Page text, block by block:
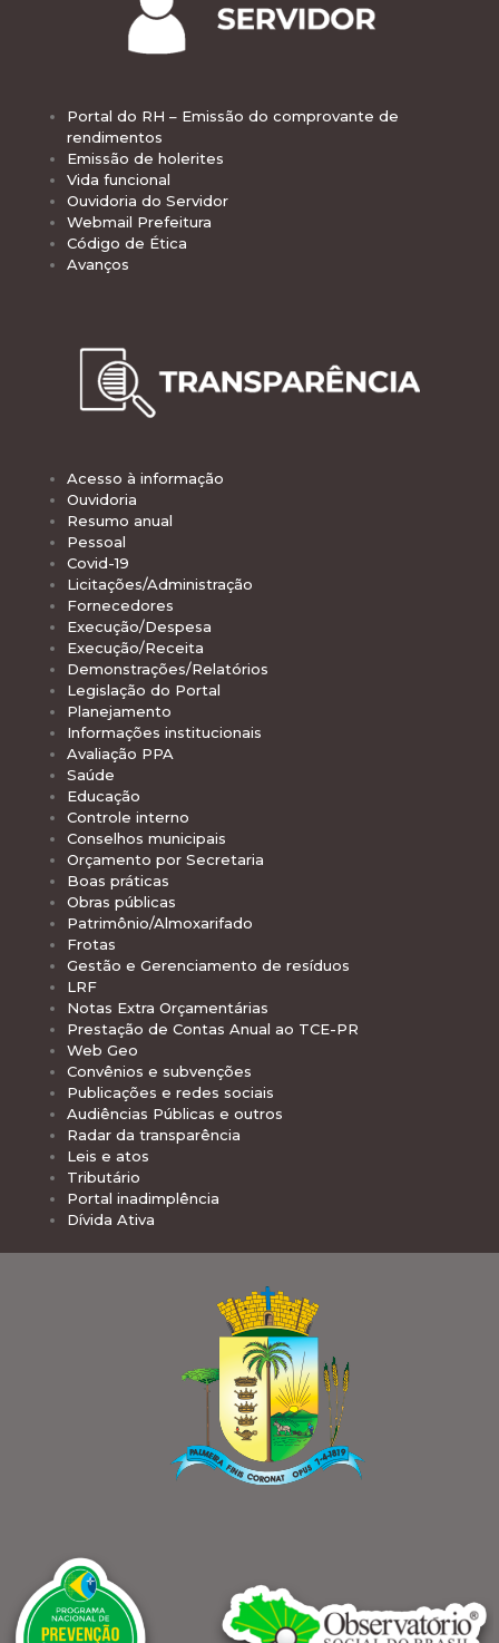
Portal do RH – Emissão do comprovante de
rendimentos
Emissão de holerites
Vida funcional
Ouvidoria do Servidor
Webmail Prefeitura
Código de Ética
Avanços
Acesso à informação
Ouvidoria
Resumo anual
Pessoal
Covid-19
Licitações/Administração
Fornecedores
Execução/Despesa
Execução/Receita
Demonstrações/Relatórios
Legislação do Portal
Planejamento
Informações institucionais
Avaliação PPA
Saúde
Educação
Controle interno
Conselhos municipais
Orçamento por Secretaria
Boas práticas
Obras públicas
Patrimônio/Almoxarifado
Frotas
Gestão e Gerenciamento de resíduos
LRF
Notas Extra Orçamentárias
Prestação de Contas Anual ao TCE-PR
Web Geo
Convênios e subvenções
Publicações e redes sociais
Audiências Públicas e outros
Radar da transparência
Leis e atos
Tributário
Portal inadimplência
Dívida Ativa